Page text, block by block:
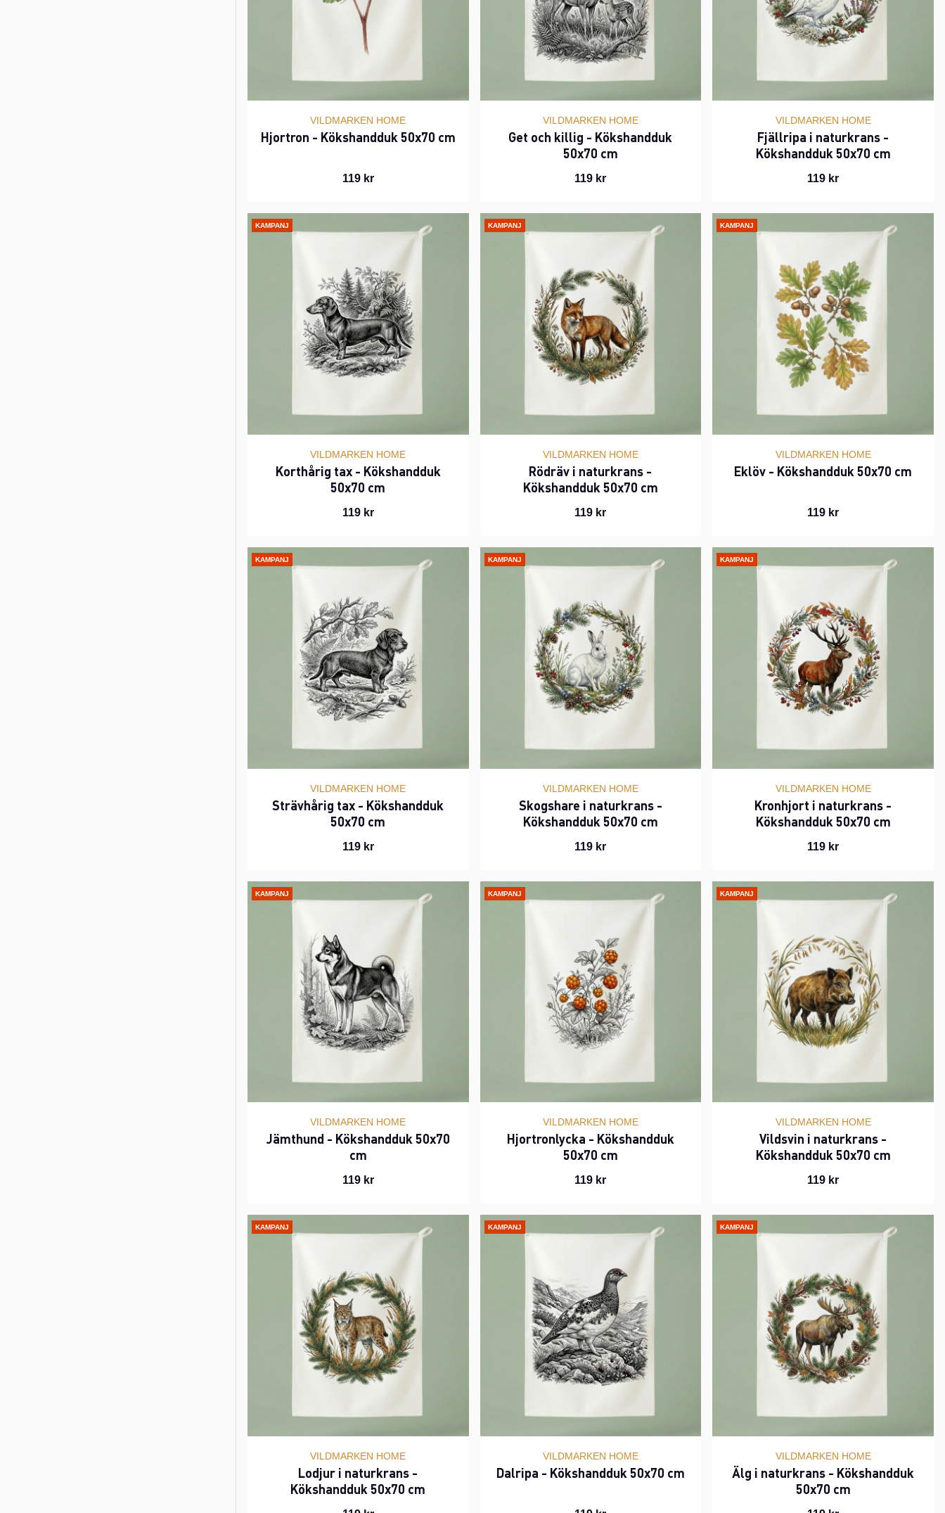
VILDMARKEN HOME
Hjortron - Kökshandduk 50x70 cm
119 kr
VILDMARKEN HOME
Get och killig - Kökshandduk
50x70 cm
119 kr
VILDMARKEN HOME
Fjällripa i naturkrans -
Kökshandduk 50x70 cm
119 kr
KAMPANJ
VILDMARKEN HOME
Korthårig tax - Kökshandduk
50x70 cm
119 kr
KAMPANJ
VILDMARKEN HOME
Rödräv i naturkrans -
Kökshandduk 50x70 cm
119 kr
KAMPANJ
VILDMARKEN HOME
Eklöv - Kökshandduk 50x70 cm
119 kr
KAMPANJ
VILDMARKEN HOME
Strävhårig tax - Kökshandduk
50x70 cm
119 kr
KAMPANJ
VILDMARKEN HOME
Skogshare i naturkrans -
Kökshandduk 50x70 cm
119 kr
KAMPANJ
VILDMARKEN HOME
Kronhjort i naturkrans -
Kökshandduk 50x70 cm
119 kr
KAMPANJ
VILDMARKEN HOME
Jämthund - Kökshandduk 50x70
cm
119 kr
KAMPANJ
VILDMARKEN HOME
Hjortronlycka - Kökshandduk
50x70 cm
119 kr
KAMPANJ
VILDMARKEN HOME
Vildsvin i naturkrans -
Kökshandduk 50x70 cm
119 kr
KAMPANJ
VILDMARKEN HOME
Lodjur i naturkrans -
Kökshandduk 50x70 cm
KAMPANJ
VILDMARKEN HOME
Dalripa - Kökshandduk 50x70 cm
KAMPANJ
VILDMARKEN HOME
Älg i naturkrans - Kökshandduk
50x70 cm